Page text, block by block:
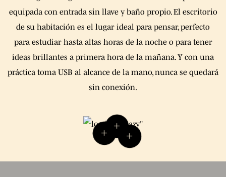
equipada con entrada sin llave y baño propio. El escritorio
de su habitación es el lugar ideal para pensar, perfecto
para estudiar hasta altas horas de la noche o para tener
ideas brillantes a primera hora de la mañana. Y con una
práctica toma USB al alcance de la mano, nunca se quedará
sin conexión.